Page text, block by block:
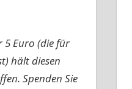
5 Euro (die für
hält diesen
Spenden Sie